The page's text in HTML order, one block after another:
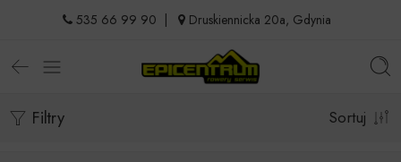
535 66 99 90 Druskiennicka 20a, Gdynia
Filtry Sortuj